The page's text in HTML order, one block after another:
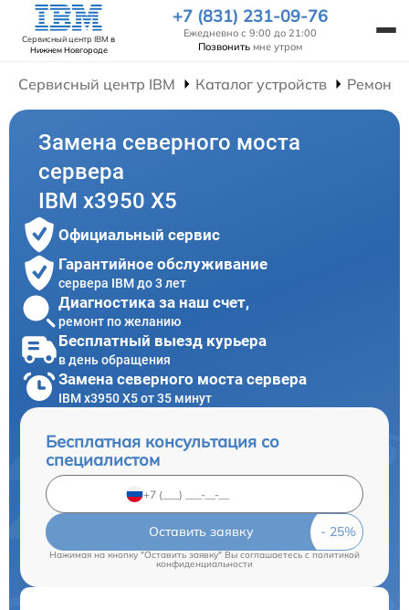
Сервисный центр IBM в
Нижнем Новгороде
+7 (831) 231-09-76
Ежедневно с 9:00 до 21:00
Позвонить мне утром
Сервисный центр IBM Каталог устройств Ремонт
Замена северного моста
сервера
IBM x3950 X5
Официальный сервис
Гарантийное обслуживание
сервера IBM до 3 лет
Диагностика за наш счет,
ремонт по желанию
Бесплатный выезд курьера
в день обращения
Замена северного моста сервера
IBM x3950 X5 от 35 минут
Бесплатная консультация со
специалистом
Оставить заявку
Нажимая на кнопку "Оставить заявку" Вы соглашаетесь c политикой
конфиденциальности